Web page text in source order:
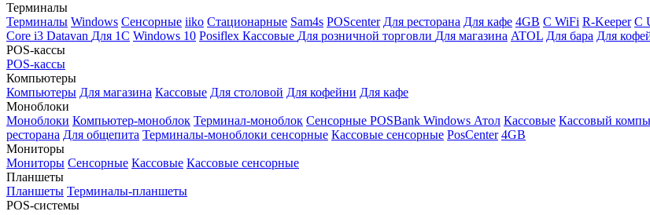
Терминалы
Терминалы Windows Сенсорные iiko Стационарные Sam4s POScenter Для ресторана Для кафе 4GB С WiFi R-Keeper С
Core i3 Datavan Для 1С Windows 10 Posiflex Кассовые Для розничной торговли Для магазина ATOL Для бара Для
POS-кассы
POS-кассы
Компьютеры
Компьютеры Для магазина Кассовые Для столовой Для кофейни Для кафе
Моноблоки
Моноблоки Компьютер-моноблок Терминал-моноблок Сенсорные POSBank Windows Атол Кассовые Кассовый
ресторана Для общепита Терминалы-моноблоки сенсорные Кассовые сенсорные PosCenter 4GB
Мониторы
Мониторы Сенсорные Кассовые Кассовые сенсорные
Планшеты
Планшеты Терминалы-планшеты
POS-системы